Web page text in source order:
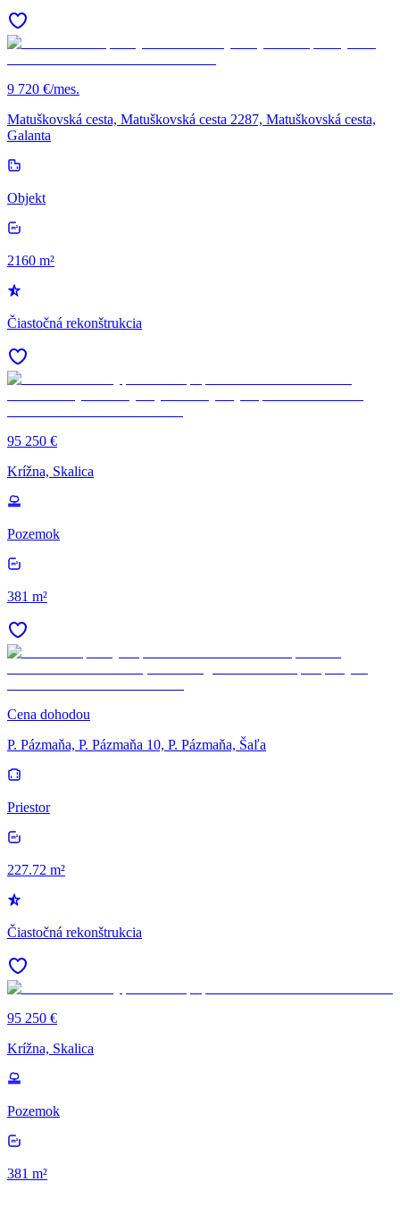
9 720 €/mes.
Matuškovská cesta, Matuškovská cesta 2287, Matuškovská cesta,
Galanta
Objekt
2160 m²
Čiastočná rekonštrukcia
95 250 €
Krížna, Skalica
Pozemok
381 m²
Cena dohodou
P. Pázmaňa, P. Pázmaňa 10, P. Pázmaňa, Šaľa
Priestor
227.72 m²
Čiastočná rekonštrukcia
95 250 €
Krížna, Skalica
Pozemok
381 m²